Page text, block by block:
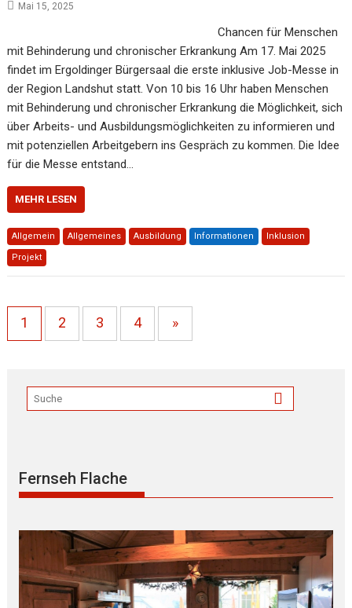
Mai 15, 2025
Chancen für Menschen
mit Behinderung und chronischer Erkrankung Am 17. Mai 2025
findet im Ergoldinger Bürgersaal die erste inklusive Job-Messe in
der Region Landshut statt. Von 10 bis 16 Uhr haben Menschen
mit Behinderung und chronischer Erkrankung die Möglichkeit, sich
über Arbeits- und Ausbildungsmöglichkeiten zu informieren und
mit potenziellen Arbeitgebern ins Gespräch zu kommen. Die Idee
für die Messe entstand…
MEHR LESEN
Allgemein Allgemeines Ausbildung Informationen Inklusion
Projekt
1 2 3 4 »
Fernseh Flache